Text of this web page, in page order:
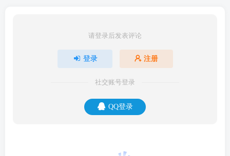
请登录后发表评论
登录 注册
社交账号登录
QQ登录